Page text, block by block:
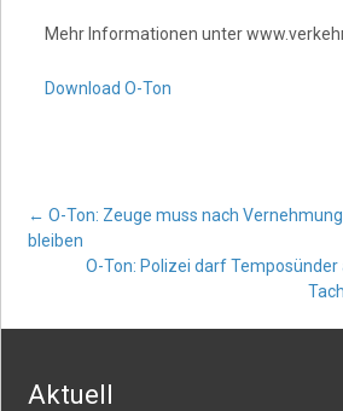
Mehr Informationen unter
Download O-Ton
Post
navigation
← O-Ton: Zeuge muss nach
bleiben
O-Ton: Polizei darf
Aktuell